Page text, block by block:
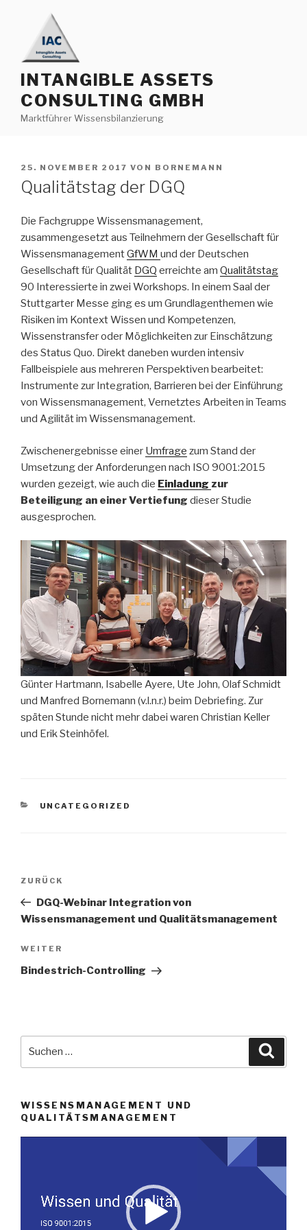
springen
INTANGIBLE ASSETS
CONSULTING GMBH
Marktführer Wissensbilanzierung
VERÖFFENTLICHT
AM
25. NOVEMBER 2017 VON BORNEMANN
Qualitätstag der DGQ
Die Fachgruppe Wissensmanagement,
zusammengesetzt aus Teilnehmern der Gesellschaft für
WissensmanagementGfWM und der Deutschen
Gesellschaft für Qualität DGQ erreichte am Qualitätstag
90 Interessierte in zwei Workshops. In einem Saal der
Stuttgarter Messe ging es um Grundlagenthemen wie
Risiken im Kontext Wissen und Kompetenzen,
Wissenstransfer oder Möglichkeiten zur Einschätzung
des Status Quo. Direkt daneben wurden intensiv
Fallbeispiele aus mehreren Perspektiven bearbeitet:
Instrumente zur Integration, Barrieren bei der Einführung
von Wissensmanagement, Vernetztes Arbeiten in Teams
und Agilität im Wissensmanagement.
Zwischenergebnisse einer Umfrage zum Stand der
Umsetzung der Anforderungen nach ISO 9001:2015
wurden gezeigt, wie auch die Einladung zur
Beteiligung an einer Vertiefung dieser Studie
ausgesprochen.
Günter Hartmann, Isabelle Ayere, Ute John, Olaf Schmidt
und Manfred Bornemann (v.l.n.r.) beim Debriefing. Zur
späten Stunde nicht mehr dabei waren Christian Keller
und Erik Steinhöfel.
KATEGORIEN
UNCATEGORIZED
Beitragsnavigation
Vorheriger
Beitrag
ZURÜCK
DGQ-Webinar Integration von
Wissensmanagement und Qualitätsmanagement
Nächster
Beitrag
WEITER
Bindestrich-Controlling
WISSENSMANAGEMENT UND
QUALITÄTSMANAGEMENT